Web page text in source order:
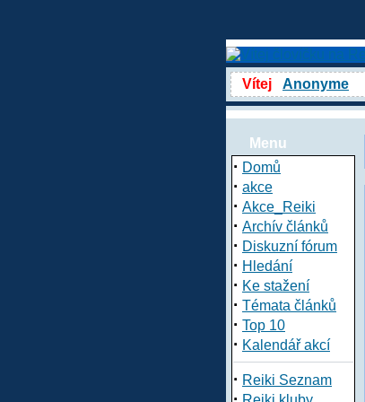
Vítej Anonyme
Menu
· Domů
· akce
· Akce_Reiki
· Archív článků
· Diskuzní fórum
· Hledání
· Ke stažení
· Témata článků
· Top 10
· Kalendář akcí
· Reiki Seznam